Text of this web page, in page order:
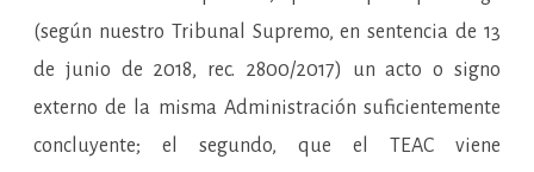
(según nuestro Tribunal Supremo, en sentencia de 13
de junio de 2018, rec. 2800/2017) un acto o signo
externo de la misma Administración suficientemente
concluyente; el segundo, que el TEAC viene